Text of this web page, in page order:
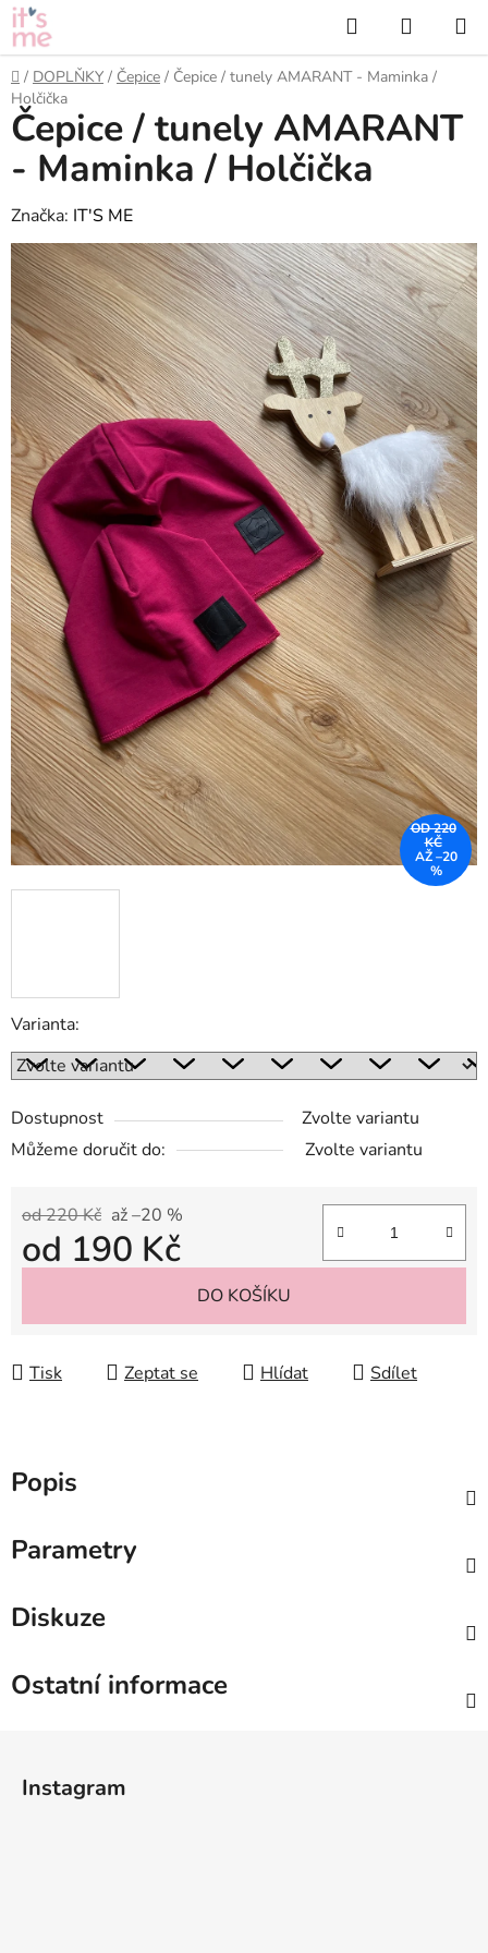
Přejít
na
obsah
Hledat
KOŠÍK
Domů
/ DOPLŇKY / Čepice / Čepice / tunely AMARANT - Maminka /
Holčička
Varianta:
Dostupnost
Zvolte variantu
Můžeme doručit do:
Zvolte variantu
od 220 Kč až –20 %
od 190 Kč
DO KOŠÍKU
Tisk Zeptat se Hlídat Sdílet
Čepice / tunely AMARANT
- Maminka / Holčička
Značka: IT'S ME
OD 220
KČ
AŽ –20
%
Popis
Parametry
Diskuze
Ostatní informace
Instagram